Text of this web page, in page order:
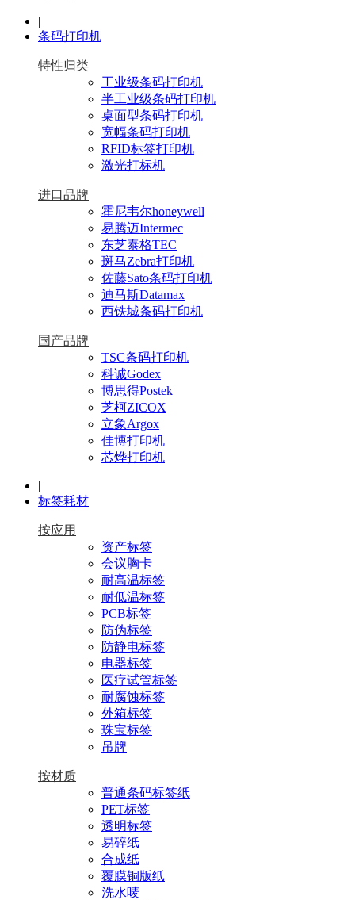
|
条码打印机
特性归类
工业级条码打印机
半工业级条码打印机
桌面型条码打印机
宽幅条码打印机
RFID标签打印机
激光打标机
进口品牌
霍尼韦尔honeywell
易腾迈Intermec
东芝泰格TEC
斑马Zebra打印机
佐藤Sato条码打印机
迪马斯Datamax
西铁城条码打印机
国产品牌
TSC条码打印机
科诚Godex
博思得Postek
芝柯ZICOX
立象Argox
佳博打印机
芯烨打印机
|
标签耗材
按应用
资产标签
会议胸卡
耐高温标签
耐低温标签
PCB标签
防伪标签
防静电标签
电器标签
医疗试管标签
耐腐蚀标签
外箱标签
珠宝标签
吊牌
按材质
普通条码标签纸
PET标签
透明标签
易碎纸
合成纸
覆膜铜版纸
洗水唛